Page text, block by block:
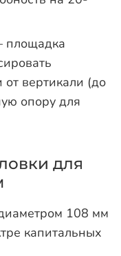
вертикали (до
опору для
для
108 мм
капитальных